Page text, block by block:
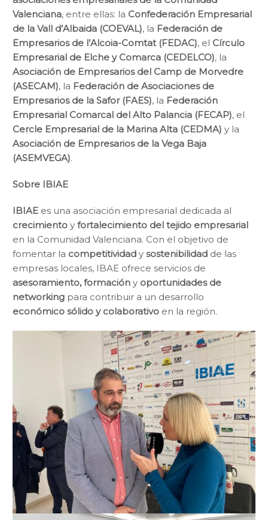
Valenciana, entre ellas: la Confederación Empresarial
de la Vall d’Albaida (COEVAL), la Federación de
Empresarios de l’Alcoia-Comtat (FEDAC), el Círculo
Empresarial de Elche y Comarca (CEDELCO), la
Asociación de Empresarios del Camp de Morvedre
(ASECAM), la Federación de Asociaciones de
Empresarios de la Safor (FAES), la Federación
Empresarial Comarcal del Alto Palancia (FECAP), el
Cercle Empresarial de la Marina Alta (CEDMA) y la
Asociación de Empresarios de la Vega Baja
(ASEMVEGA).
Sobre IBIAE
IBIAE es una asociación empresarial dedicada al
crecimiento y fortalecimiento del tejido empresarial
en la Comunidad Valenciana. Con el objetivo de
fomentar la competitividad y sostenibilidad de las
empresas locales, IBAE ofrece servicios de
asesoramiento, formación y oportunidades de
networking para contribuir a un desarrollo
económico sólido y colaborativo en la región.